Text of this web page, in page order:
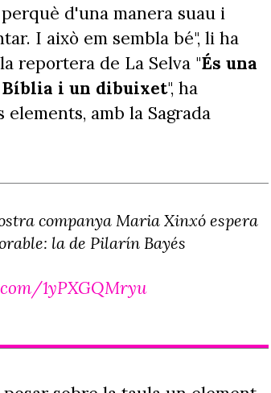
d'una manera suau i
I això em sembla bé", li ha
reportera de La Selva "És una
i un dibuixet", ha
amb la Sagrada
companya Maria Xinxó espera
la de Pilarín Bayés
1yPXGQMryu